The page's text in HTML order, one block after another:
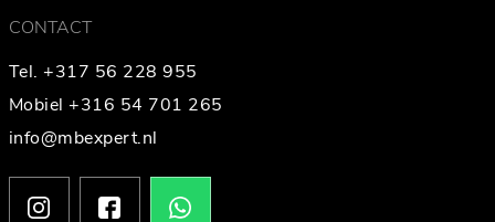
CONTACT
Tel. +317 56 228 955
Mobiel +316 54 701 265
info@mbexpert.nl